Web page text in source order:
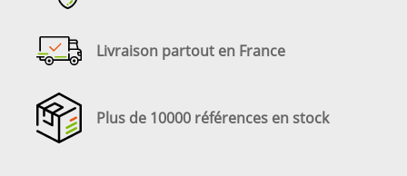
Livraison partout en France
Plus de 10000 références en stock